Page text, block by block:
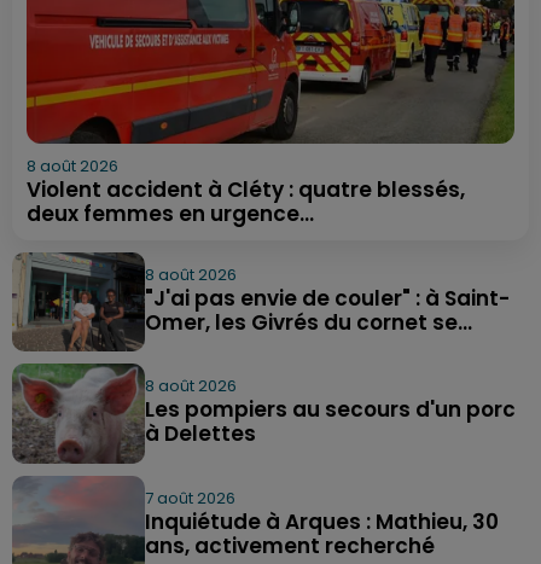
8 août 2026
Violent accident à Cléty : quatre blessés,
deux femmes en urgence...
8 août 2026
"J'ai pas envie de couler" : à Saint-
Omer, les Givrés du cornet se...
8 août 2026
Les pompiers au secours d'un porc
à Delettes
7 août 2026
Inquiétude à Arques : Mathieu, 30
ans, activement recherché